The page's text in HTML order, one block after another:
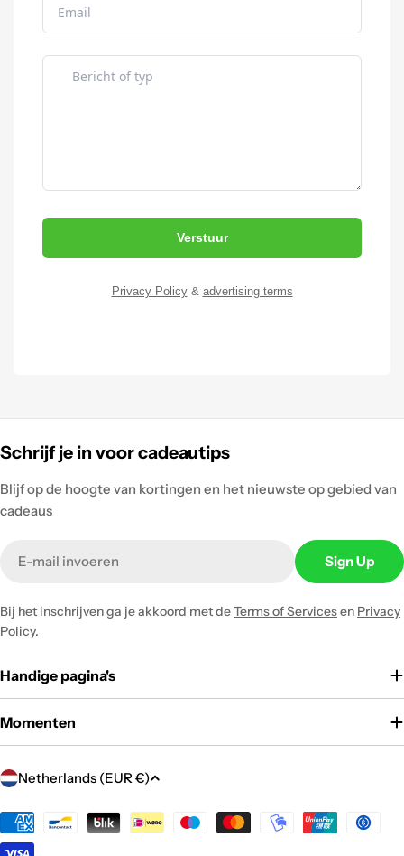
Verstuur
Privacy Policy& advertising terms
Schrijf je in voor cadeautips
Blijf op de hoogte van kortingen en het nieuwste op gebied van
cadeaus
Sign Up
Bij het inschrijven ga je akkoord met deTerms of Servicesen Privacy
Policy.
Handige pagina's
Momenten
C
u
n
Netherlands (EUR €)
Payment
methods